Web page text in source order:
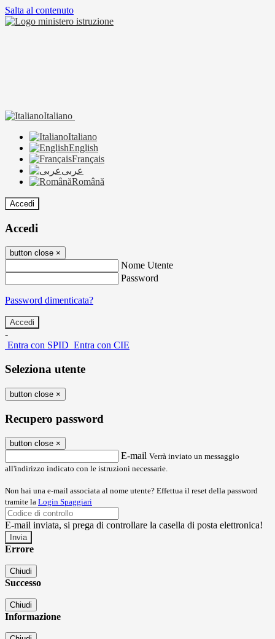
Salta al contenuto
Italiano
Italiano
English
Français
عربى
Română
Accedi
Accedi
button close ×
Nome Utente
Password
Password dimenticata?
-
Entra con SPID Entra con CIE
Seleziona utente
button close ×
Recupero password
button close ×
E-mail Verrà inviato un messaggio
all'indirizzo indicato con le istruzioni necessarie.
Non hai una e-mail associata al nome utente? Effettua il reset della password
tramite la Login Spaggiari
E-mail inviata, si prega di controllare la casella di posta elettronica!
Errore
Chiudi
Successo
Chiudi
Informazione